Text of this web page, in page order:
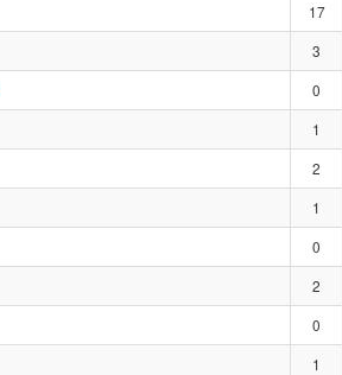
17
3
0
1
2
1
0
2
0
1